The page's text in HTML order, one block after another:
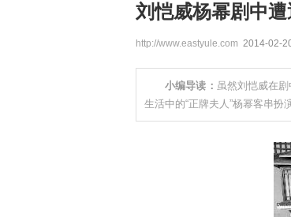
刘恺威杨幂剧中
http://www.eastyule.com 2014-02-
小编导读： 虽然刘恺威在
生活中的“正牌夫人”杨幂客串扮